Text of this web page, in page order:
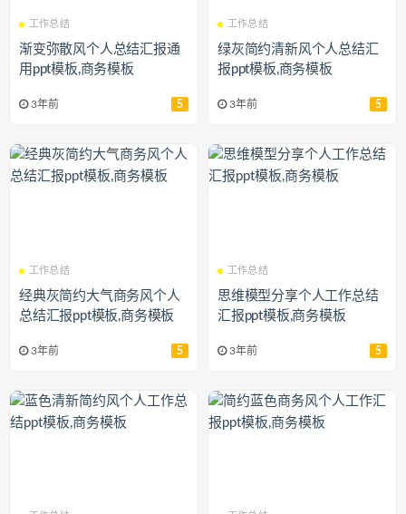
工作总结
渐变弥散风个人总结汇报通
用ppt模板,商务模板
3年前 5
工作总结
绿灰简约清新风个人总结汇
报ppt模板,商务模板
3年前 5
工作总结
经典灰简约大气商务风个人
总结汇报ppt模板,商务模板
3年前 5
工作总结
思维模型分享个人工作总结
汇报ppt模板,商务模板
3年前 5